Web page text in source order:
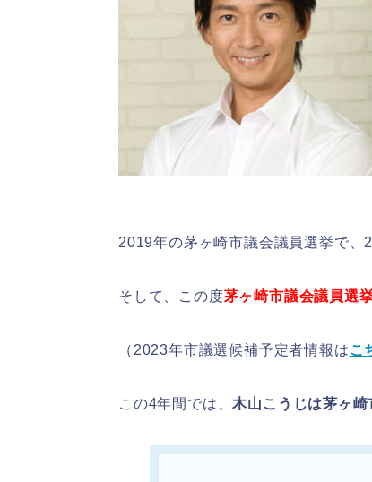
2019年の茅ヶ崎市議会議員選挙で、
そして、この度茅ヶ崎市議会議員選
（2023年市議選候補予定者情報はこ
この4年間では、木山こうじは茅ヶ崎